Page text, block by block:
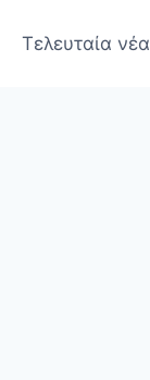
Τελευταία νέα